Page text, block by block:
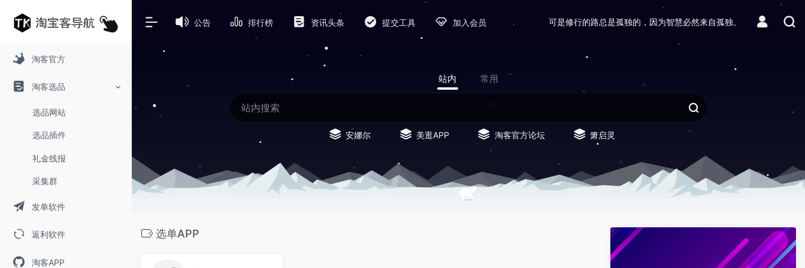
淘客官方
淘客选品
选品网站
选品插件
礼金线报
采集群
发单软件
返利软件
淘客APP
公告 排行榜 资讯头条 提交工具 加入会员 可是修行的路总是孤独的，因为智慧必然来自孤独。
站内 常用
安娜尔 美逛APP 淘客官方论坛 箫启灵
选单APP